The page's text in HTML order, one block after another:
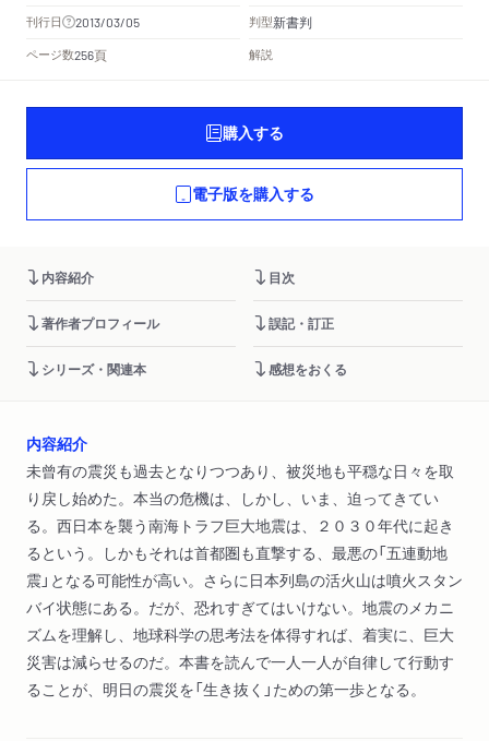
刊行日 2013/03/05 判型新書判
ページ数256頁 解説
購入する
電子版を購入する
内容紹介 目次
著作者プロフィール 誤記・訂正
シリーズ・関連本 感想をおくる
内容紹介
未曾有の震災も過去となりつつあり、被災地も平穏な日々を取
り戻し始めた。本当の危機は、しかし、いま、迫ってきてい
る。西日本を襲う南海トラフ巨大地震は、２０３０年代に起き
るという。しかもそれは首都圏も直撃する、最悪の「五連動地
震」となる可能性が高い。さらに日本列島の活火山は噴火スタン
バイ状態にある。だが、恐れすぎてはいけない。地震のメカニ
ズムを理解し、地球科学の思考法を体得すれば、着実に、巨大
災害は減らせるのだ。本書を読んで一人一人が自律して行動す
ることが、明日の震災を「生き抜く」ための第一歩となる。